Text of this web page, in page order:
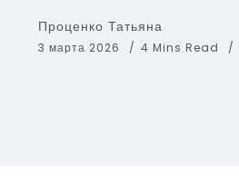
Проценко Татьяна
3 марта 2026 4 Mins Read